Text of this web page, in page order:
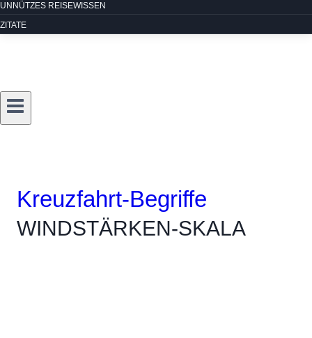
UNNÜTZES REISEWISSEN
ZITATE
Kreuzfahrt-Begriffe
WINDSTÄRKEN-SKALA